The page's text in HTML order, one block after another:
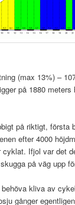
(max 13%) –
på 1880 meters
på riktigt, första
efter 4000
cyklat. Ifjol var det
på väg upp
kliva av
gånger